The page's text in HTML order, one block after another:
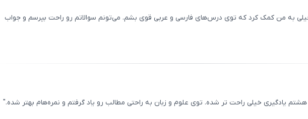
به من کمک کرد که توی درس‌های فارسی و عربی قوی بشم. می‌تونم سوالاتم رو راحت بپرسم و جواب
یادگیری خیلی راحت ‌تر شده. توی علوم و زبان به راحتی مطالب رو یاد گرفتم و نمره‌هام بهتر شده."